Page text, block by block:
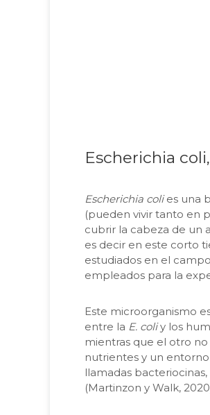
Escherichia
Escherichia colies una
(pueden vivir tanto en
cubrir la cabeza de un
es decir en este corto
estudiados en el
empleados para la
Este microorganismo
entre la E. coliy los
mientras que el otro
nutrientes y un
llamadas
(Martinzon y Walk,